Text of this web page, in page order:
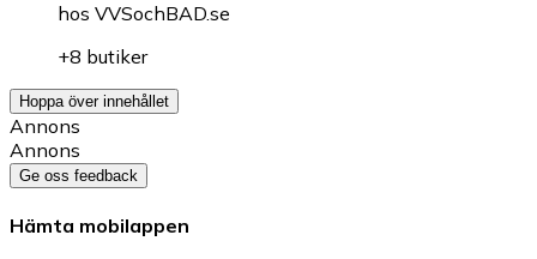
hos VVSochBAD.se
+8 butiker
Hoppa över innehållet
Annons
Annons
Ge oss feedback
Hämta mobilappen